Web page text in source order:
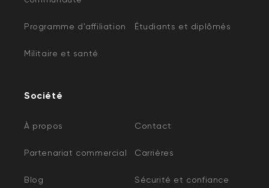
Programme d'affiliation Étudiants et diplômés
Militaire et santé
Société
À propos Contact
Partenariat commercial Carrières
Blog Sécurité et confiance